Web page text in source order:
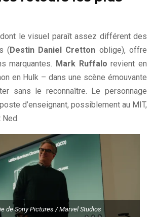
dont le visuel paraît assez différent des
(Destin Daniel Cretton oblige), offre
marquantes. Mark Ruffalo revient en
en Hulk – dans une scène émouvante
sans le reconnaître. Le personnage
d’enseignant, possiblement au MIT,
de Sony Pictures / Marvel Studios